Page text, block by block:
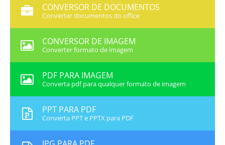
CONVERSOR DE DOCUMENTOS
Converter documentos do office
CONVERSOR DE IMAGEM
Converter formato de imagem
PDF PARA IMAGEM
Converta pdf para qualquer formato de imagem
PPT PARA PDF
Converta PPT e PPTX para PDF